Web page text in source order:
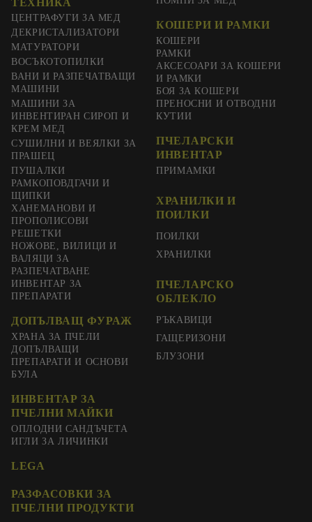
ТЕХНИКА
ЦЕНТРАФУГИ ЗА МЕД
ДЕКРИСТАЛИЗАТОРИ
МАТУРАТОРИ
ВОСЪКОТОПИЛКИ
ВАНИ И РАЗПЕЧАТВАЩИ
МАШИНИ
МАШИНИ ЗА
ИНВЕНТИРАН СИРОП И
КРЕМ МЕД
СУШИЛНИ И ВЕЯЛКИ ЗА
ПРАШЕЦ
КОШЕРИ И РАМКИ
КОШЕРИ
РАМКИ
АКСЕСОАРИ ЗА КОШЕРИ
И РАМКИ
БОЯ ЗА КОШЕРИ
ПРЕНОСНИ И ОТВОДНИ
КУТИИ
ПЧЕЛАРСКИ
ИНВЕНТАР
ПУШАЛКИ
РАМКОПОВДГАЧИ И
ЩИПКИ
ХАНЕМАНОВИ И
ПРОПОЛИСОВИ
РЕШЕТКИ
НОЖОВЕ, ВИЛИЦИ И
ВАЛЯЦИ ЗА
РАЗПЕЧАТВАНЕ
ИНВЕНТАР ЗА
ПРЕПАРАТИ
ДОПЪЛВАЩ ФУРАЖ
ХРАНА ЗА ПЧЕЛИ
ДОПЪЛВАЩИ
ПРЕПАРАТИ И ОСНОВИ
ПРИМАМКИ
ХРАНИЛКИ И
ПОИЛКИ
ПОИЛКИ
ХРАНИЛКИ
ПЧЕЛАРСКО
ОБЛЕКЛО
РЪКАВИЦИ
ГАЩЕРИЗОНИ
БЛУЗОНИ
БУЛА
ИНВЕНТАР ЗА
ПЧЕЛНИ МАЙКИ
ОПЛОДНИ САНДЪЧЕТА
ИГЛИ ЗА ЛИЧИНКИ
LEGA
РАЗФАСОВКИ ЗА
ПЧЕЛНИ ПРОДУКТИ